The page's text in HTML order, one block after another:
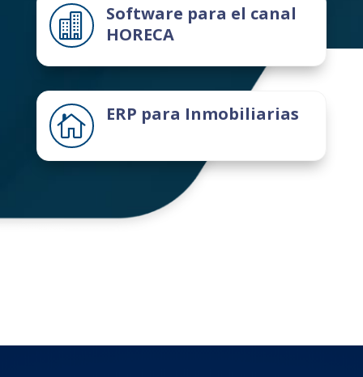

Software para el canal
HORECA
 ERP para Inmobiliarias